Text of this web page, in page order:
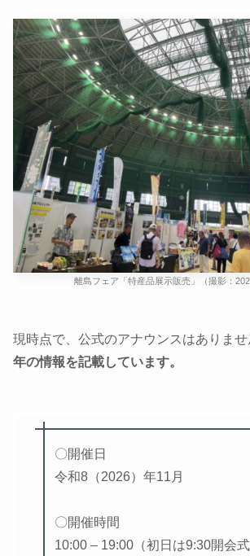
離島フェア「特産品展示販売」（撮影：
現時点で、公式のアナウンスはありませ
年の情報を記載しています。
〇開催日
令和8（2026）年11月
〇開催時間
10:00 – 19:00（初日は9:30開会